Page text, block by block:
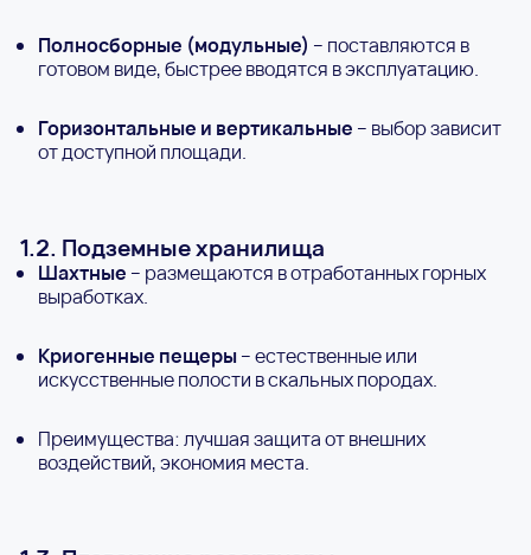
Полносборные (модульные) – поставляются в
готовом виде, быстрее вводятся в эксплуатацию.
Горизонтальные и вертикальные – выбор зависит
от доступной площади.
1.2. Подземные хранилища
Шахтные – размещаются в отработанных горных
выработках.
Криогенные пещеры– естественные или
искусственные полости в скальных породах.
Преимущества: лучшая защита от внешних
воздействий, экономия места.